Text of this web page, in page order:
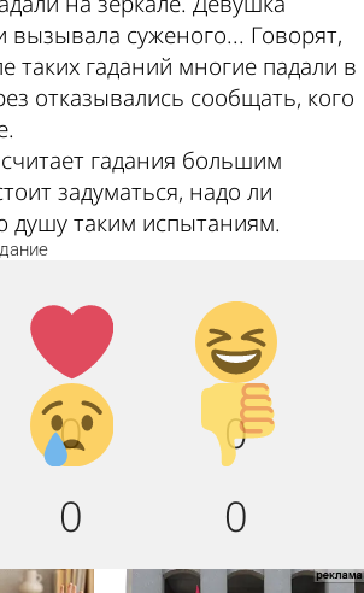
вызывала суженого... Говорят,
таких гаданий многие падали в
отказывались сообщать, кого
гадания большим
задуматься, надо ли
душу таким испытаниям.
Лайк!
0
Дикий
смех!
0
Грусть :
(
0
Палец
вниз!
0